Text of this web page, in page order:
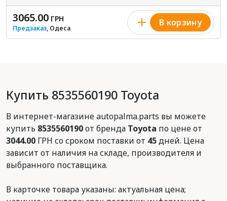
3065.00 ГРН
Предзаказ, Одеса
В корзину
Купить 8535560190 Toyota
В интернет-магазине autopalma.parts вы можете
купить 8535560190от бренда Toyota по цене от
3044.00 ГРН со сроком поставки от 45дней. Цена
зависит от наличия на складе, производителя и
выбранного поставщика.
В карточке товара указаны: актуальная цена;